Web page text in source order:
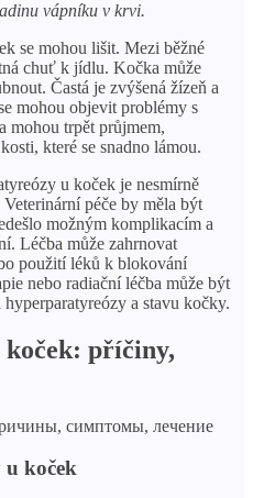
vápníku v krvi.
se mohou lišit. Mezi běžné
chuť k jídlu. Kočka může
Častá je zvýšená žízeň a
mohou objevit problémy s
mohou trpět průjmem,
které se snadno lámou.
u koček je nesmírně
péče by měla být
možným komplikacím a
Léčba může zahrnovat
použití léků k blokování
nebo radiační léčba může být
a stavu kočky.
příčiny,
koček